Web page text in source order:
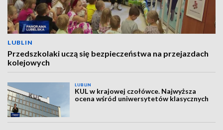
LUBLIN
Przedszkolaki uczą się bezpieczeństwa na przejazdach
kolejowych
LUBLIN
KUL w krajowej czołówce. Najwyższa
ocena wśród uniwersytetów klasycznych